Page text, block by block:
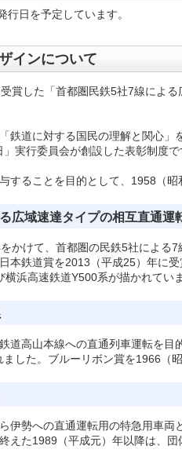
行日を予定しています。
インについて
賞した「首都圏民鉄5社7線によ
鉄道に対する国民の理解と関心
実行委員会が創設した表彰制度で
することを目的として、1958（
広域速達タイプの相互直通運
かけて、首都圏の民鉄5社による
本鉄道賞を2013（平成25）年に
浜高速鉄道Y500系が描かれてい
道高山本線への直通列車運転を
した。ブルーリボン賞を1966（
伊勢への直通運転用の特急用車
えた1989（平成元）年以降は、